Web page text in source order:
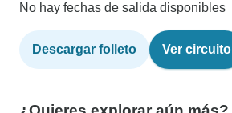
No hay fechas de salida disponibles
Descargar folleto Ver circuito